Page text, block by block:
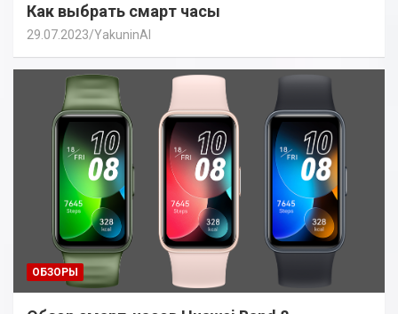
Как выбрать смарт часы
29.07.2023 YakuninAI
ОБЗОРЫ